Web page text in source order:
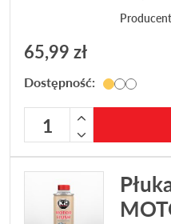
65,99zł
Dostępność:
Oczyszczacz